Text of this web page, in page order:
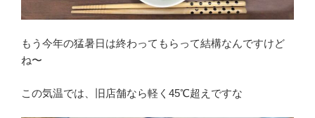
もう今年の猛暑日は終わってもらって結構なんですけど
ね〜
この気温では、旧店舗なら軽く45℃超えですな